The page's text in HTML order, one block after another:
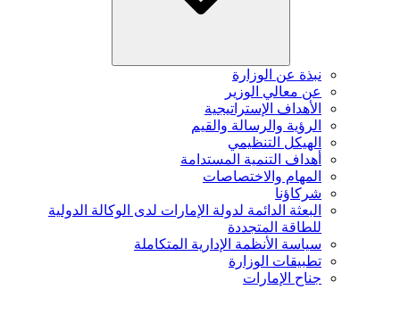
نبذة عن الوزارة
عن معالي الوزير
الأهداف الإستراتيجية
الرؤية والرسالة والقيم
الهيكل التنظيمي
أهداف التنمية المستدامة
المهام والاختصاصات
شركاؤنا
البعثة الدائمة لدولة الإمارات لدى الوكالة الدولية
للطاقة المتجددة
سياسة الأنظمة الإدارية المتكاملة
تطبيقات الوزارة
جناح الإمارات